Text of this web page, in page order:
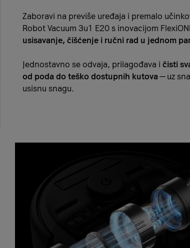
Zaboravi na previše uređaja i premalo
Robot Vacuum 3u1 E20 s inovacijom
usisavanje, čišćenje i ručni rad u jednom
Jednostavno se odvaja, prilagođava i čisti
od poda do teško dostupnih kutova — uz
usisnu snagu.